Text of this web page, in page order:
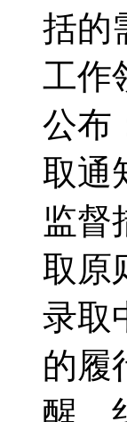
括的
工作
公布
取通
监
取原
录取
的履
醒、